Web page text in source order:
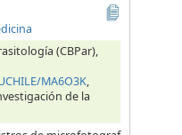
(CBPar),
MA6O3K,
de la